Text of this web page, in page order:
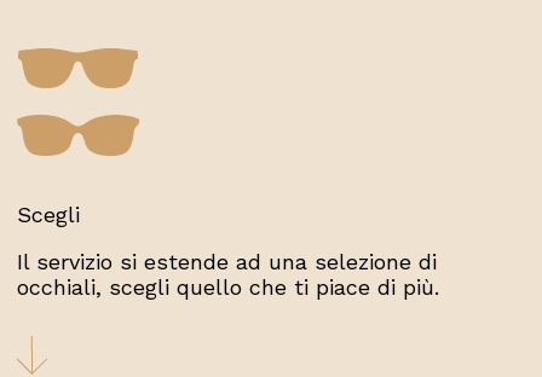
Scegli
Il servizio si estende ad una selezione di
occhiali, scegli quello che ti piace di più.